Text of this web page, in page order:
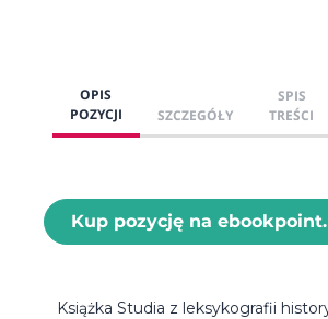
OPIS
POZYCJI
SZCZEGÓŁY
SPIS
TREŚCI
Kup pozycję na
Książka Studia z leksykografii